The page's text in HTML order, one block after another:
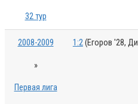
32 тур
2008-2009
»
Первая лига
1:2(Егоров '28,